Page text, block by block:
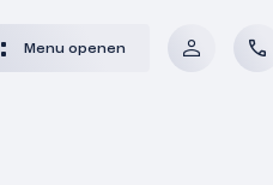
Menu openen